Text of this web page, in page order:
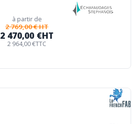
à partir de
2 769,00 € HT
2 470,00 €HT
2 964,00 €TTC